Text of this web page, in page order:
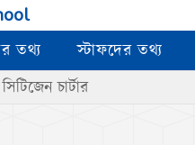
তথ্য স্টাফদের তথ্য
সিটিজেন চার্টার